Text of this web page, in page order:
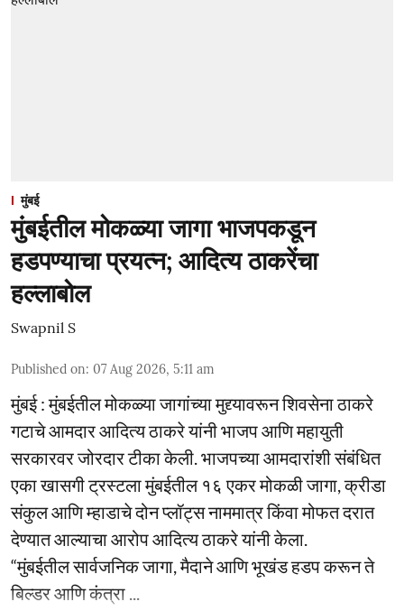
मुंबई
मुंबईतील मोकळ्या जागा भाजपकडून
हडपण्याचा प्रयत्न; आदित्य ठाकरेंचा
हल्लाबोल
Swapnil S
Published on: 07 Aug 2026, 5:11 am
मुंबई : मुंबईतील मोकळ्या जागांच्या मुद्द्यावरून शिवसेना ठाकरे
गटाचे आमदार आदित्य ठाकरे यांनी भाजप आणि महायुती
सरकारवर जोरदार टीका केली. भाजपच्या आमदारांशी संबंधित
एका खासगी ट्रस्टला मुंबईतील १६ एकर मोकळी जागा, क्रीडा
संकुल आणि म्हाडाचे दोन प्लॉट्स नाममात्र किंवा मोफत दरात
देण्यात आल्याचा आरोप आदित्य ठाकरे यांनी केला.
“मुंबईतील सार्वजनिक जागा, मैदाने आणि भूखंड हडप करून ते
बिल्डर आणि कंत्रा ...